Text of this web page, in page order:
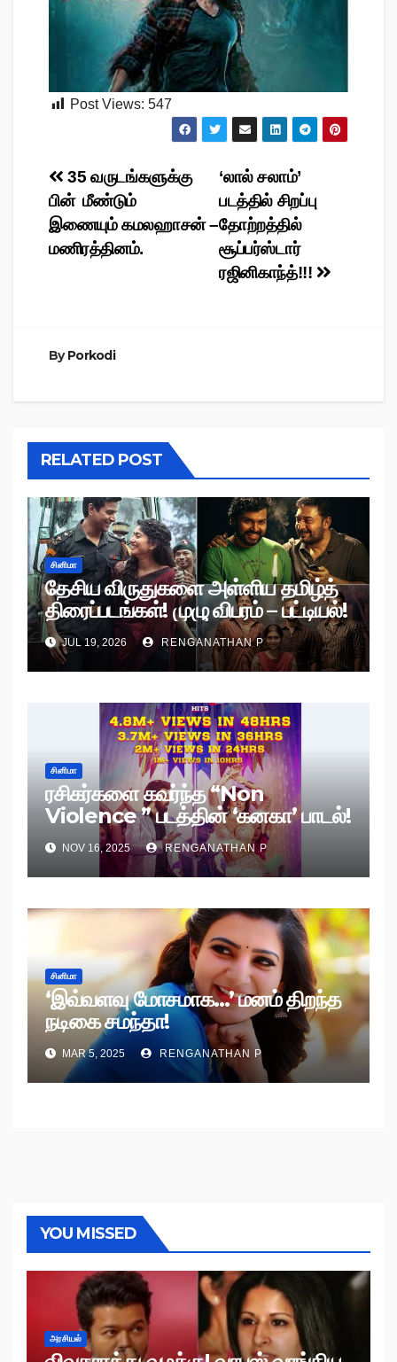
Post Views: 547
Post
navigation
‘லால் சலாம்’
படத்தில் சிறப்பு
தோற்றத்தில்
சூப்பர்ஸ்டார்
ரஜினிகாந்த்!!!
35 வருடங்களுக்கு
பின் மீண்டும்
இணையும் கமலஹாசன் –
மணிரத்தினம்.
ByPorkodi
RELATED POST
சினிமா
தேசிய விருதுகளை அள்ளிய தமிழ்த்
திரைப்படங்கள்! முழு விபரம் – பட்டியல்!
JUL 19, 2026 RENGANATHAN P
சினிமா
ரசிகர்களை கவர்ந்த “Non
Violence ” படத்தின் ‘கனகா’ பாடல்!
NOV 16, 2025 RENGANATHAN P
சினிமா
‘இவ்வளவு மோசமாக…’ மனம் திறந்த
நடிகை சமந்தா!
MAR 5, 2025 RENGANATHAN P
YOU MISSED
அரசியல்